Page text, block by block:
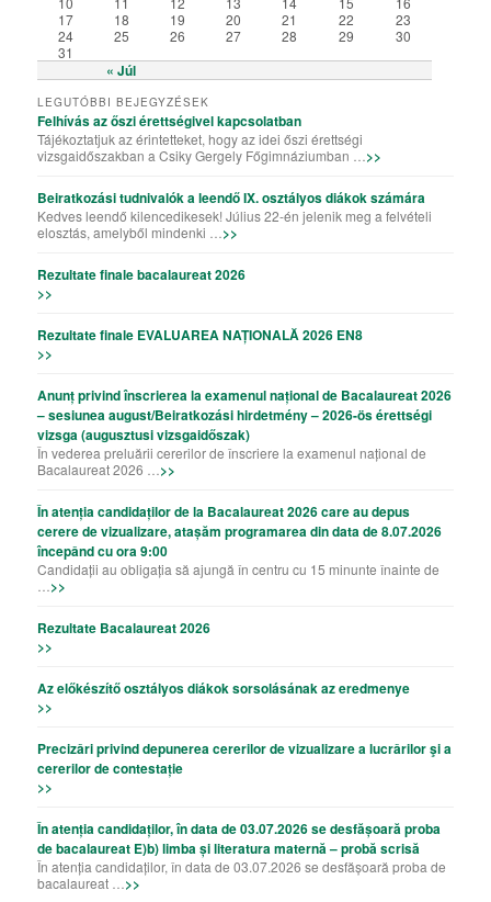
« Júl
17
18 19 20 21 22
23
24
25 26 27 28 29
30
31
LEGUTÓBBI BEJEGYZÉSEK
Felhívás az őszi érettségivel kapcsolatban
Tájékoztatjuk az érintetteket, hogy az idei őszi érettségi
vizsgaidőszakban a Csiky Gergely Főgimnáziumban … >>
Beiratkozási tudnivalók a leendő IX. osztályos diákok számára
Kedves leendő kilencedikesek! Július 22-én jelenik meg a felvételi
elosztás, amelyből mindenki … >>
Rezultate finale bacalaureat 2026
>>
Rezultate finale EVALUAREA NAȚIONALĂ 2026 EN8
>>
Anunț privind înscrierea la examenul național de Bacalaureat 2026
– sesiunea august/Beiratkozási hirdetmény – 2026-ös érettségi
vizsga (augusztusi vizsgaidőszak)
În vederea preluării cererilor de înscriere la examenul național de
Bacalaureat 2026 … >>
În atenția candidaților de la Bacalaureat 2026 care au depus
cerere de vizualizare, atașăm programarea din data de 8.07.2026
începând cu ora 9:00
Candidații au obligația să ajungă în centru cu 15 minunte înainte de
>>
Rezultate Bacalaureat 2026
>>
Az előkészítő osztályos diákok sorsolásának az eredmenye
>>
Precizǎri privind depunerea cererilor de vizualizare a lucrǎrilor şi a
cererilor de contestație
>>
În atenția candidaților, în data de 03.07.2026 se desfășoară proba
de bacalaureat E)b) limba și literatura maternă – probă scrisă
În atenția candidaților, în data de 03.07.2026 se desfășoară proba de
bacalaureat … >>